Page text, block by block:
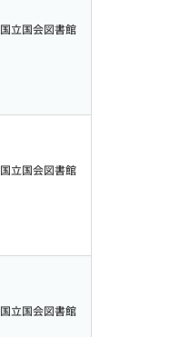
国立国会図書館
国立国会図書館
国立国会図書館